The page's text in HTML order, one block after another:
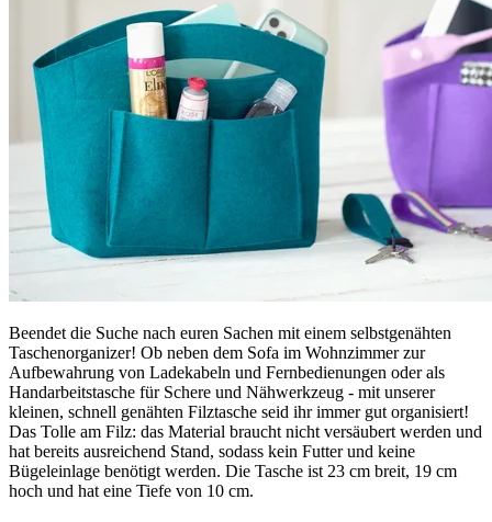
Beendet die Suche nach euren Sachen mit einem selbstgenähten
Taschenorganizer! Ob neben dem Sofa im Wohnzimmer zur
Aufbewahrung von Ladekabeln und Fernbedienungen oder als
Handarbeitstasche für Schere und Nähwerkzeug - mit unserer
kleinen, schnell genähten Filztasche seid ihr immer gut organisiert!
Das Tolle am Filz: das Material braucht nicht versäubert werden und
hat bereits ausreichend Stand, sodass kein Futter und keine
Bügeleinlage benötigt werden. Die Tasche ist 23 cm breit, 19 cm
hoch und hat eine Tiefe von 10 cm.